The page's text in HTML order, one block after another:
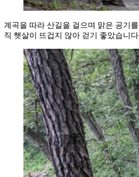
계곡을 따라 산길을 걸으며 맑은 공기
직 햇살이 뜨겁지 않아 걷기 좋았습니